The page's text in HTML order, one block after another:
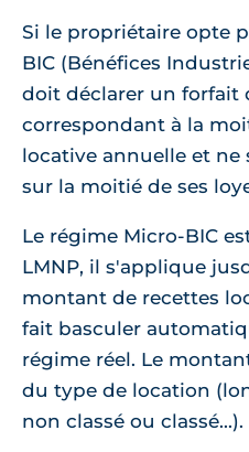
Si le propriétaire opte
BIC (Bénéfices
doit déclarer un forfait
correspondant à la
locative annuelle et ne
sur la moitié de ses
Le régime Micro-BIC
LMNP, il s'applique
montant de recettes
fait basculer
régime réel. Le
du type de location
non classé ou classé...).